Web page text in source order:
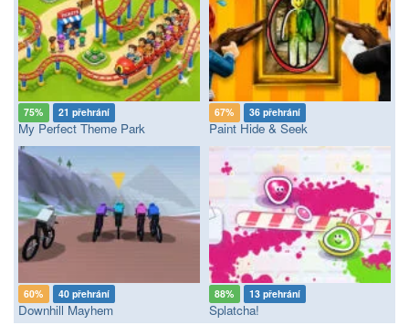
75% 21 přehrání
My Perfect Theme Park
67% 36 přehrání
Paint Hide & Seek
60% 40 přehrání
Downhill Mayhem
88% 13 přehrání
Splatcha!